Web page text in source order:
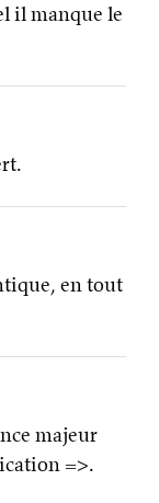
il manque le
en tout
majeur
=>.